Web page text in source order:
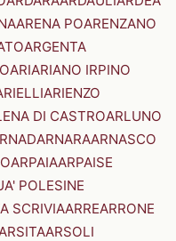
ARENA POARENZANO
ARGENTA
ARIARIANO IRPINO
ARIENZO
DI CASTROARLUNO
ARNARAARNASCO
ARPAIAARPAISE
POLESINE
SCRIVIAARREARRONE
ARSOLI